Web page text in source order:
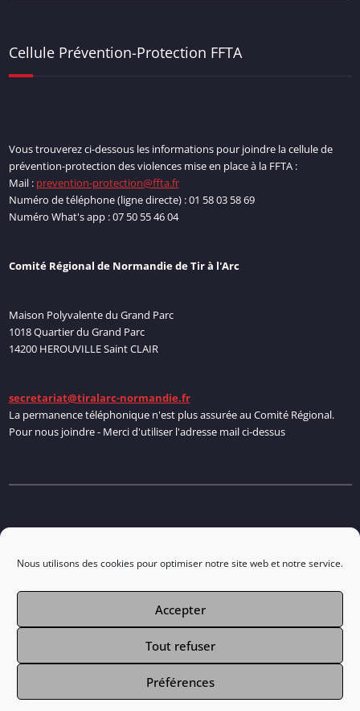
Nous utilisons des cookies pour optimiser notre site web et notre service.
Accepter
Tout refuser
Préférences
Cellule Prévention-Protection FFTA
Vous trouverez ci-dessous les informations pour joindre la cellule de
prévention-protection des violences mise en place à la FFTA :
Mail : prevention-protection@ffta.fr
Numéro de téléphone (ligne directe) : 01 58 03 58 69
Numéro What's app : 07 50 55 46 04
Comité Régional de Normandie de Tir à l'Arc
Maison Polyvalente du Grand Parc
1018 Quartier du Grand Parc
14200 HEROUVILLE Saint CLAIR
secretariat@tiralarc-normandie.fr
La permanence téléphonique n'est plus assurée au Comité Régional.
Pour nous joindre - Merci d'utiliser l'adresse mail ci-dessus